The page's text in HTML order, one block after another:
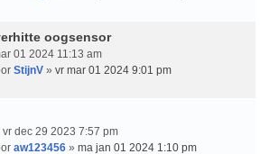
oogsensor
01 2024 11:13 am
StijnV » vr mar 01 2024 9:01 pm
vr dec 29 2023 7:57 pm
aw123456 » ma jan 01 2024 1:10 pm